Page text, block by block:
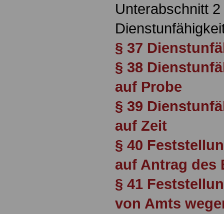
Unterabschnitt 2
§ 37
§ 38
auf Probe
§ 39
auf Zeit
§ 40
auf Antrag des
§ 41
von Amts